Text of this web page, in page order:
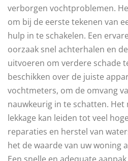
verborgen vochtproblemen.
om bij de eerste tekenen van
hulp in te schakelen. Een
oorzaak snel achterhalen en
uitvoeren om verdere schade
beschikken over de juiste
vochtmeters, om de omvang
nauwkeurig in te schatten. Het
lekkage kan leiden tot veel
reparaties en herstel van
het de waarde van uw woning